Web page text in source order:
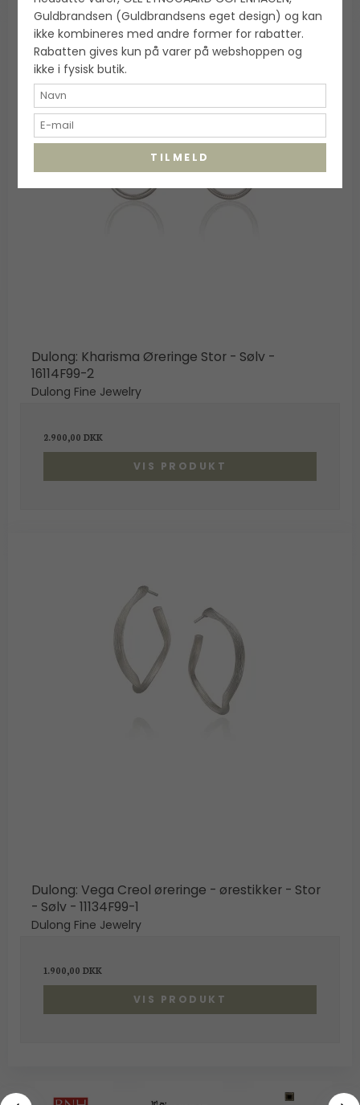
Dulong: Kharisma Øreringe Stor - Sølv -
16114F99-2
Dulong Fine Jewelry
2.900,00 DKK
VIS PRODUKT
Dulong: Vega Creol øreringe - ørestikker - Stor
- Sølv - 11134F99-1
Dulong Fine Jewelry
1.900,00 DKK
VIS PRODUKT
Guldbrandsen (Guldbrandsens eget design) og kan
ikke kombineres med andre former for rabatter.
Rabatten gives kun på varer på webshoppen og
ikke i fysisk butik.
TILMELD